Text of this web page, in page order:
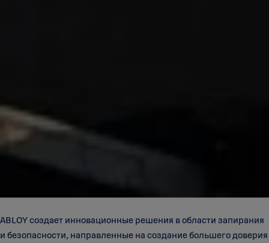
ABLOY создает инновационные решения в области запирания
и безопасности, направленные на создание большего доверия